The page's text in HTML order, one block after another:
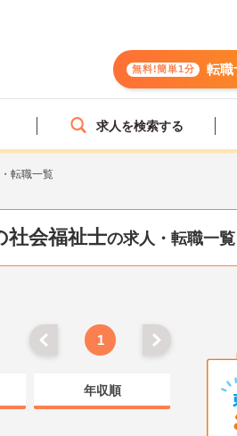
無料!簡単1分 転職
求人を検索する
転職一覧
社会福祉士の求人・転職一覧
1
年収順